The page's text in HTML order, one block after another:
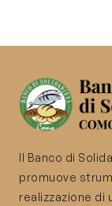
Il Banco di
promuove
realizzazione di